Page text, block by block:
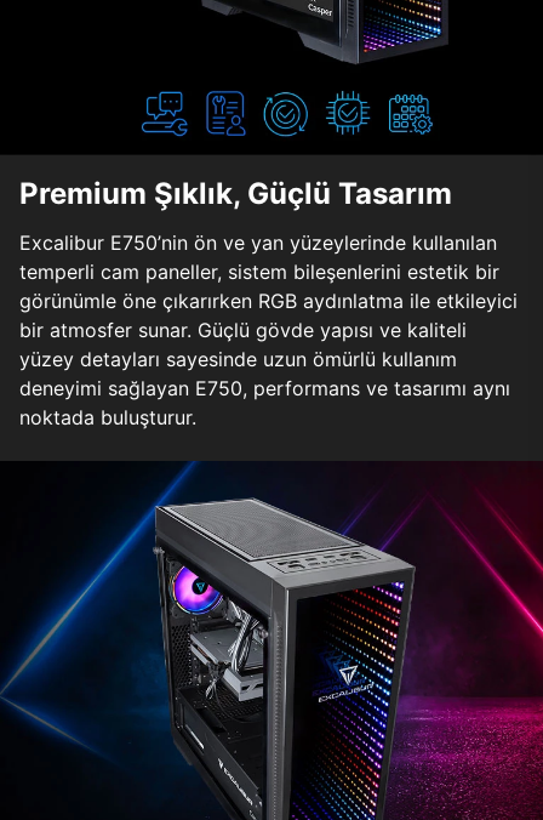
Premium Şıklık, Güçlü Tasarım
Excalibur E750’nin ön ve yan yüzeylerinde kullanılan
temperli cam paneller, sistem bileşenlerini estetik bir
görünümle öne çıkarırken RGB aydınlatma ile etkileyici
bir atmosfer sunar. Güçlü gövde yapısı ve kaliteli
yüzey detayları sayesinde uzun ömürlü kullanım
deneyimi sağlayan E750, performans ve tasarımı aynı
noktada buluşturur.